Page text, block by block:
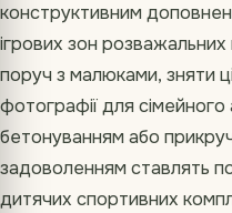
конструктивним
ігрових зон
поруч з малюками, зняти
фотографії для
бетонуванням або
задоволенням ставлять
дитячих спортивних